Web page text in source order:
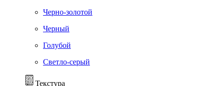
Черно-золотой
Черный
Голубой
Светло-серый
Текстура